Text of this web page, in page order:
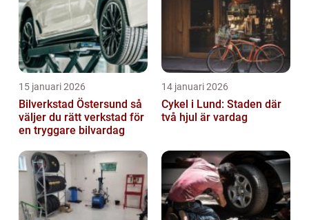
15 januari 2026
Bilverkstad Östersund så
väljer du rätt verkstad för
en tryggare bilvardag
14 januari 2026
Cykel i Lund: Staden där
två hjul är vardag